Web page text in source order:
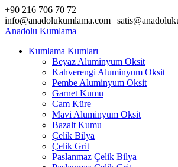
Skip
to
content
+90 216 706 70 72
info@anadolukumlama.com |
Anadolu Kumlama
Kumlama Kumları
Beyaz Aluminyum Oksit
Kahverengi Aluminyum Oksit
Pembe Aluminyum Oksit
Garnet Kumu
Cam Küre
Mavi Aluminyum Oksit
Bazalt Kumu
Çelik Bilya
Çelik Grit
Paslanmaz Çelik Bilya